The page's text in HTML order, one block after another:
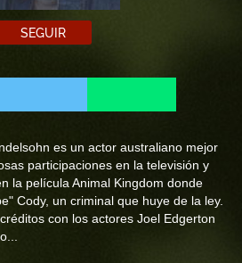
SEGUIR
es un actor australiano mejor
participaciones en la televisión y
la película Animal Kingdom donde
Cody, un criminal que huye de la ley.
con los actores Joel Edgerton